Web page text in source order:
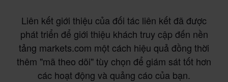
Liên kết giới thiệu của đối tác liên kết đã được
phát triển để giới thiệu khách truy cập đến nền
tảng markets.com một cách hiệu quả đồng thời
thêm "mã theo dõi" tùy chọn để giám sát tốt hơn
các hoạt động và quảng cáo của bạn.